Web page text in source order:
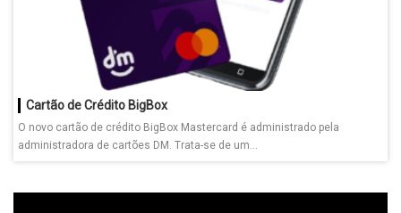
Cartão de Crédito BigBox
O novo cartão de crédito BigBox Mastercard é administrado pela
administradora de cartões DM. Trata-se de um...